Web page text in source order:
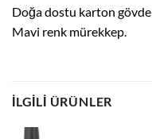
Doğa dostu karton gövde
Mavi renk mürekkep.
İLGILI ÜRÜNLER